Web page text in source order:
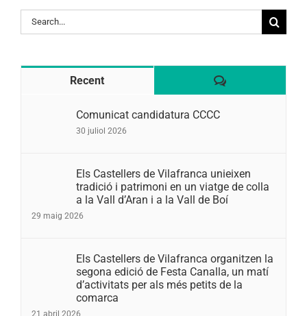
Search
for:
Recent Comentaris
Comunicat candidatura CCCC
30 juliol 2026
Els Castellers de Vilafranca unieixen
tradició i patrimoni en un viatge de colla
a la Vall d’Aran i a la Vall de Boí
29 maig 2026
Els Castellers de Vilafranca organitzen la
segona edició de Festa Canalla, un matí
d’activitats per als més petits de la
comarca
21 abril 2026